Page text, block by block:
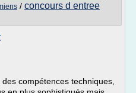
/ concours d entree
compétences techniques,